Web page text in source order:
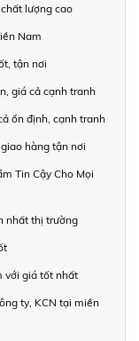
lượng cao
Nam
tận nơi
giá cả cạnh tranh
ổn định, cạnh tranh
hàng tận nơi
Tin Cậy Cho Mọi
nhất thị trường
với giá tốt nhất
ty, KCN tại miền